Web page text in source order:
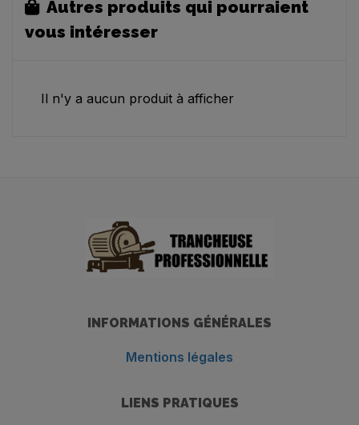
Autres produits qui pourraient
vous intéresser
Il n'y a aucun produit à afficher
INFORMATIONS GÉNÉRALES
Mentions légales
LIENS PRATIQUES